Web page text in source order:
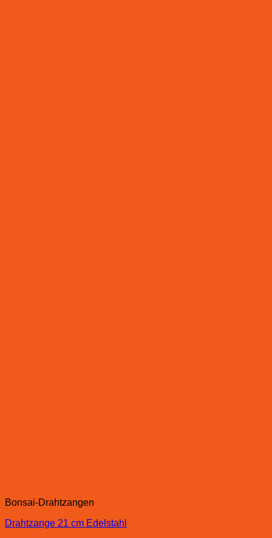
Bonsai-Drahtzangen
Drahtzange 21 cm Edelstahl